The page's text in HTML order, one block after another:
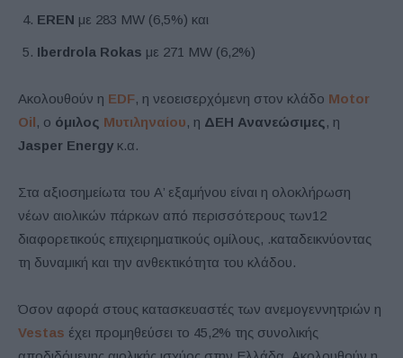
EREN με 283 MW (6,5%) και
Iberdrola Rokas με 271 MW (6,2%)
Ακολουθούν η EDF, η νεοεισερχόμενη στον κλάδο Motor
Oil, ο όμιλος Μυτιληναίου, η ΔΕΗ Ανανεώσιμες , η
Jasper Energy κ.α.
Στα αξιοσημείωτα του Α’ εξαμήνου είναι η ολοκλήρωση
νέων αιολικών πάρκων από περισσότερους των12
διαφορετικούς επιχειρηματικούς ομίλους, .καταδεικνύοντας
τη δυναμική και την ανθεκτικότητα του κλάδου.
Όσον αφορά στους κατασκευαστές των ανεμογεννητριών η
Vestas έχει προμηθεύσει το 45,2% της συνολικής